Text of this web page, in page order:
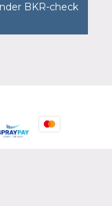
BKR-check